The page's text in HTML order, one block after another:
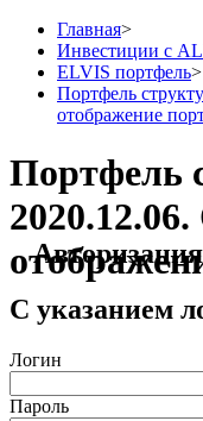
Главная>
Инвестиции с
ELVIS портфель>
Портфель
отображение
Портфель
Авторизация
С указанием
Логин
Пароль